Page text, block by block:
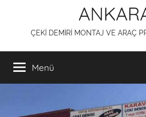
ÇEKİ DEMİRİ MONTAJ VE ARAÇ
Menü